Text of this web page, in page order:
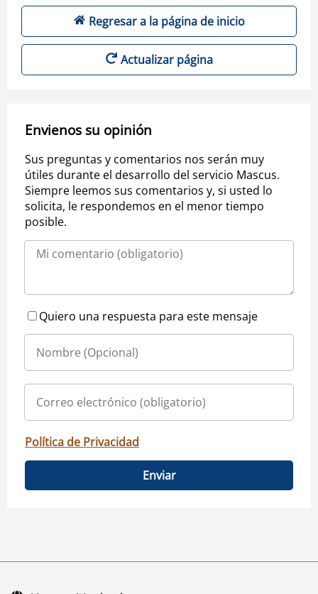
Regresar a la página de inicio
Actualizar página
Envienos su opinión
Sus preguntas y comentarios nos serán muy
útiles durante el desarrollo del servicio Mascus.
Siempre leemos sus comentarios y, si usted lo
solicita, le respondemos en el menor tiempo
posible.
Quiero una respuesta para este mensaje
Política de Privacidad
Enviar